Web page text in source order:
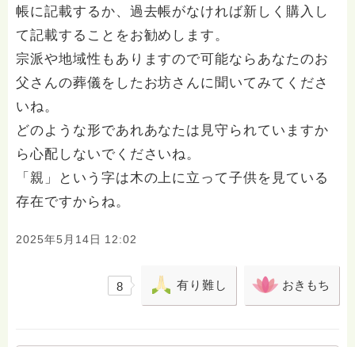
帳に記載するか、過去帳がなければ新しく購入し
て記載することをお勧めします。
宗派や地域性もありますので可能ならあなたのお
父さんの葬儀をしたお坊さんに聞いてみてくださ
いね。
どのような形であれあなたは見守られていますか
ら心配しないでくださいね。
「親」という字は木の上に立って子供を見ている
存在ですからね。
2025年5月14日 12:02
8 有り難し おきもち